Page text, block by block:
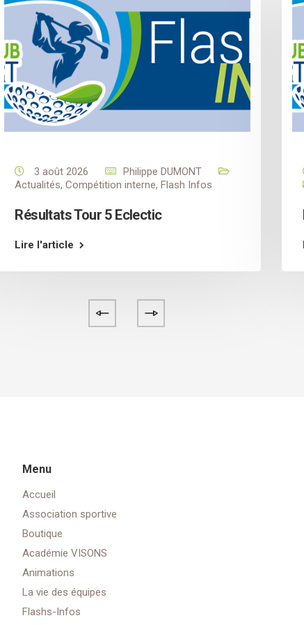
3 août 2026
Philippe DUMONT
Actualités,Compétition interne, Flash Infos
Résultats Tour 5 Eclectic
Lire l'article
Menu
Accueil
Association sportive
Boutique
Académie VISONS
Animations
La vie des équipes
Flashs-Infos